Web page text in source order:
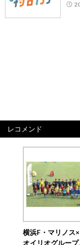
レコメンド
横浜F・マリノス
オイリオグループ